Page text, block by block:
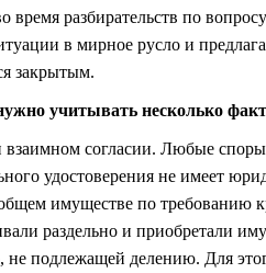
разбирательств по
в мирное русло и
закрытым.
учитывать несколько
взаимном согласии. Любые
удостоверения не имеет
имуществе по требованию
раздельно и приобретали
не подлежащей делению. Для